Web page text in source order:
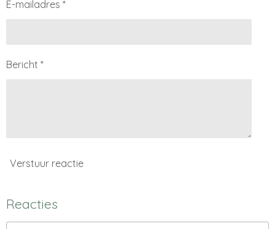
E-mailadres *
Bericht *
Verstuur reactie
Reacties